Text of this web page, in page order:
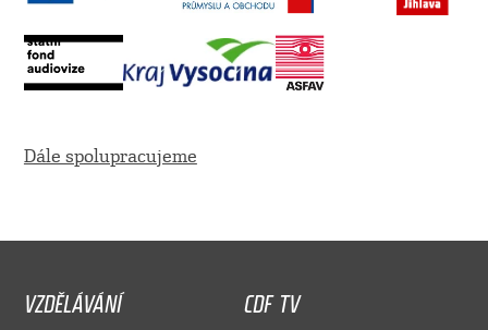
Dále spolupracujeme
VZDĚLÁVÁNÍ
CDF TV